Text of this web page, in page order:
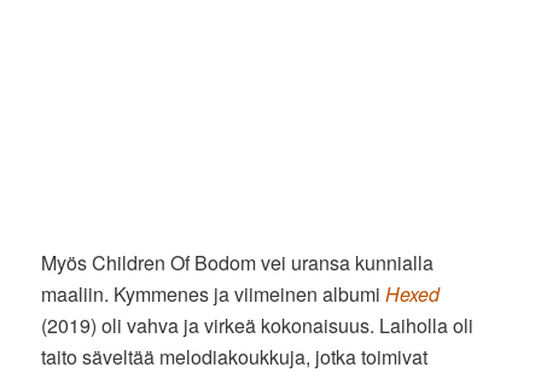
Myös Children Of Bodom vei uransa kunnialla
maaliin. Kymmenes ja viimeinen albumiHexed
(2019) oli vahva ja virkeä kokonaisuus. Laiholla oli
taito säveltää melodiakoukkuja, jotka toimivat